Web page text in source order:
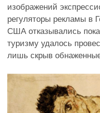
изображений
регуляторы рекламы в
США отказывались
туризму удалось
лишь скрыв